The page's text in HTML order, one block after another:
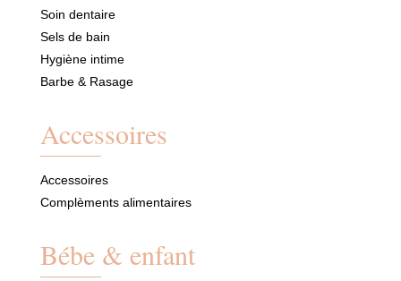
Soin dentaire
Sels de bain
Hygiène intime
Barbe & Rasage
Accessoires
Accessoires
Complèments alimentaires
Bébe & enfant